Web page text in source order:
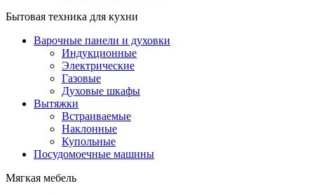
Бытовая техника для кухни
Варочные панели и духовки
Индукционные
Электрические
Газовые
Духовые шкафы
Вытяжки
Встраиваемые
Наклонные
Купольные
Посудомоечные машины
Мягкая мебель